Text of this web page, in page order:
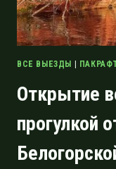
ВСЕ ВЫЕЗДЫ
Открытие
прогулкой